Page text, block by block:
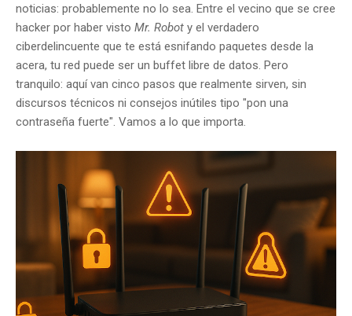
noticias: probablemente no lo sea. Entre el vecino que se cree
hacker por haber visto Mr. Robot y el verdadero
ciberdelincuente que te está esnifando paquetes desde la
acera, tu red puede ser un buffet libre de datos. Pero
tranquilo: aquí van cinco pasos que realmente sirven, sin
discursos técnicos ni consejos inútiles tipo "pon una
contraseña fuerte". Vamos a lo que importa.